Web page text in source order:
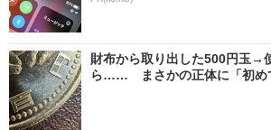
財布から取り出した500円玉→
ら…… まさかの正体に「初め